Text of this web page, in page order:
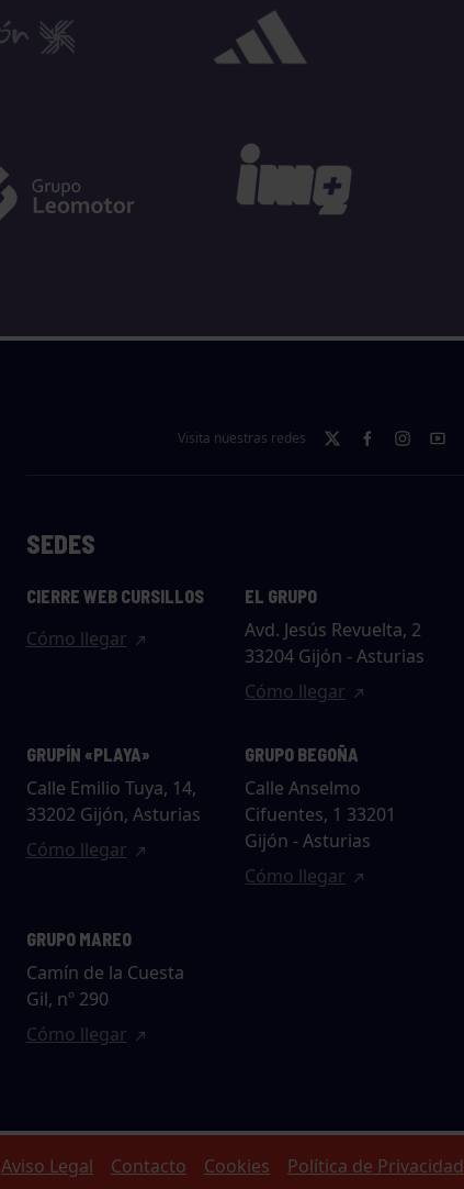
Visita nuestras redes
SEDES
CIERRE WEB CURSILLOS
Cómo llegar
EL GRUPO
Avd. Jesús Revuelta, 2
33204 Gijón - Asturias
Cómo llegar
GRUPÍN «PLAYA»
Calle Emilio Tuya, 14,
33202 Gijón, Asturias
Cómo llegar
GRUPO BEGOÑA
Calle Anselmo
Cifuentes, 1 33201
Gijón - Asturias
Cómo llegar
GRUPO MAREO
Camín de la Cuesta
Gil, nº 290
Cómo llegar
Aviso Legal Contacto Cookies Política de Privacidad